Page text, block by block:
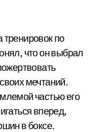
по
что он выбрал
мечтаний.
частью его
вперед,
в боксе.